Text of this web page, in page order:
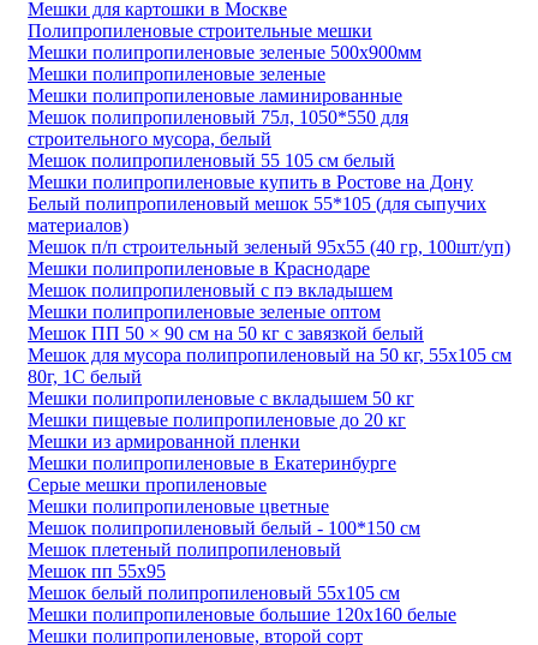
Мешки для картошки в Москве
Полипропиленовые строительные мешки
Мешки полипропиленовые зеленые 500х900мм
Мешки полипропиленовые зеленые
Мешки полипропиленовые ламинированные
Мешок полипропиленовый 75л, 1050*550 для
строительного мусора, белый
Мешок полипропиленовый 55 105 см белый
Мешки полипропиленовые купить в Ростове на Дону
Белый полипропиленовый мешок 55*105 (для сыпучих
материалов)
Мешок п/п строительный зеленый 95х55 (40 гр, 100шт/уп)
Мешки полипропиленовые в Краснодаре
Мешок полипропиленовый с пэ вкладышем
Мешки полипропиленовые зеленые оптом
Мешок ПП 50 × 90 см на 50 кг с завязкой белый
Мешок для мусора полипропиленовый на 50 кг, 55х105 см
80г, 1С белый
Мешки полипропиленовые с вкладышем 50 кг
Мешки пищевые полипропиленовые до 20 кг
Мешки из армированной пленки
Мешки полипропиленовые в Екатеринбурге
Серые мешки пропиленовые
Мешки полипропиленовые цветные
Мешок полипропиленовый белый - 100*150 см
Мешок плетеный полипропиленовый
Мешок пп 55х95
Мешок белый полипропиленовый 55x105 см
Мешки полипропиленовые большие 120х160 белые
Мешки полипропиленовые, второй сорт